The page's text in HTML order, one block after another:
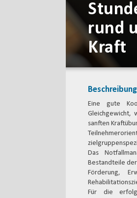
rund
Kraft
Eine gute
Gleichgewicht,
sanften
Das
Bestandteile
Förderung,
Für die